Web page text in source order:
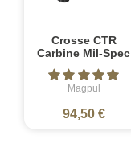
Crosse CTR
Carbine Mil-Spec
Magpul
94,50 €